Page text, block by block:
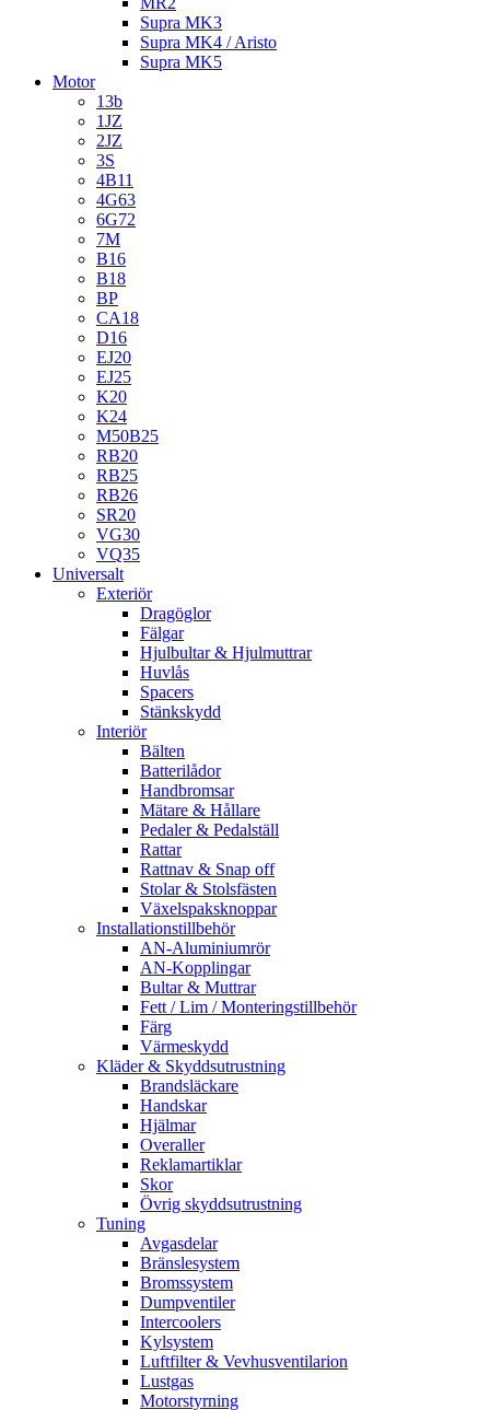
Supra MK3
Supra MK4 / Aristo
Supra MK5
Motor
13b
1JZ
2JZ
3S
4B11
4G63
6G72
7M
B16
B18
BP
CA18
D16
EJ20
EJ25
K20
K24
M50B25
RB20
RB25
RB26
SR20
VG30
VQ35
Universalt
Exteriör
Dragöglor
Fälgar
Hjulbultar & Hjulmuttrar
Huvlås
Spacers
Stänkskydd
Interiör
Bälten
Batterilådor
Handbromsar
Mätare & Hållare
Pedaler & Pedalställ
Rattar
Rattnav & Snap off
Stolar & Stolsfästen
Växelspaksknoppar
Installationstillbehör
AN-Aluminiumrör
AN-Kopplingar
Bultar & Muttrar
Fett / Lim / Monteringstillbehör
Färg
Värmeskydd
Kläder & Skyddsutrustning
Brandsläckare
Handskar
Hjälmar
Overaller
Reklamartiklar
Skor
Övrig skyddsutrustning
Tuning
Avgasdelar
Bränslesystem
Bromssystem
Dumpventiler
Intercoolers
Kylsystem
Luftfilter & Vevhusventilarion
Lustgas
Motorstyrning